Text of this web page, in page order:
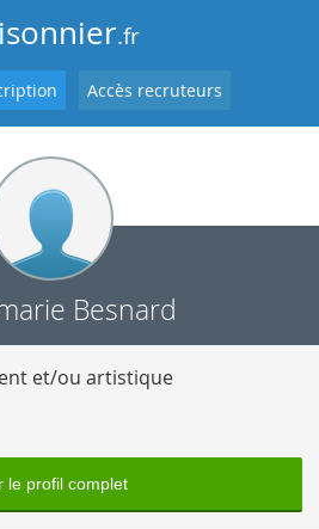
.fr
Accès recruteurs
Besnard
et/ou artistique
le profil complet